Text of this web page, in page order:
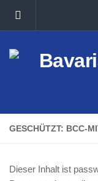
Unter dem Inhalt
GESCHÜTZT: BCC-
Dieser Inhalt ist